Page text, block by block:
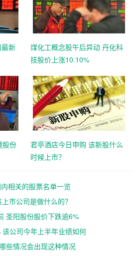
新
煤化工概念股午后异动 丹化科
技股价上涨10.10%
股份
君亭酒店今日申购 该新股什么
时候上市？
相关的股票名单一览
市公司是做什么的？
圣阳股份股价下跌逾6%
公司今年上半年业绩如何
些情况会出现这种情况